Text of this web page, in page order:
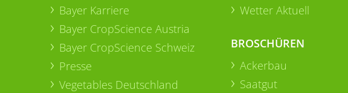
Bayer Karriere
Bayer CropScience Austria
Bayer CropScience Schweiz
Presse
Vegetables Deutschland
Wetter Aktuell
BROSCHÜREN
Ackerbau
Saatgut